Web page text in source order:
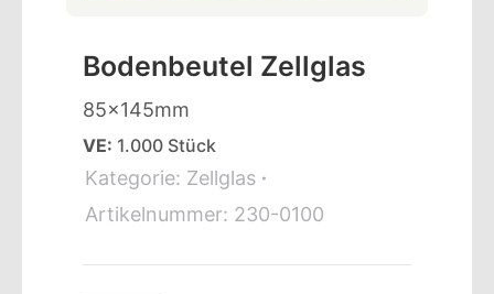
Bodenbeutel Zellglas
85x145mm
VE: 1.000 Stück
Kategorie: Zellglas
Artikelnummer: 230-0100